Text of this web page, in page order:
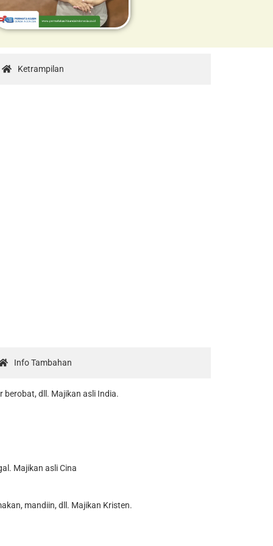
Ketrampilan
Info Tambahan
berobat, dll. Majikan asli India.
Majikan asli Cina
mandiin, dll. Majikan Kristen.